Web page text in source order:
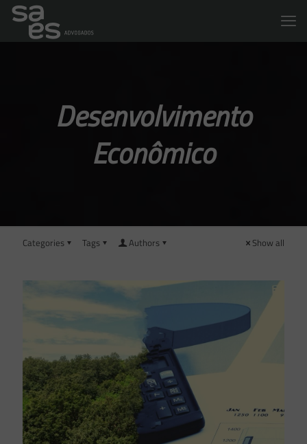
Desenvolvimento
Econômico
Categories Tags Authors Show all